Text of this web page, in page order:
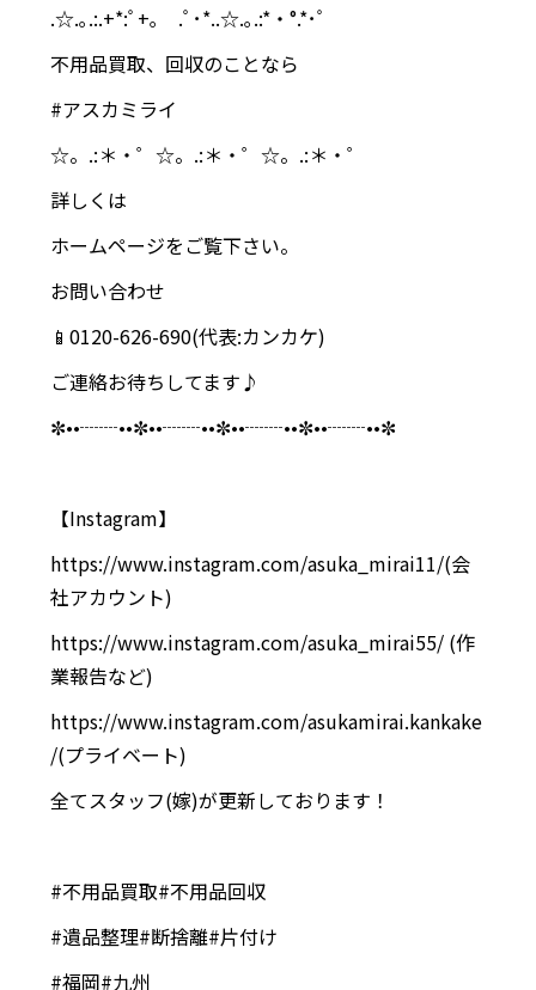
.☆.｡.:.+*:ﾟ+｡ .ﾟ･*..☆.｡.:*・°.*･ﾟ
不用品買取、回収のことなら
#アスカミライ
☆。.:＊・゜☆。.:＊・゜☆。.:＊・゜
詳しくは
ホームページをご覧下さい。
お問い合わせ
📱0120-626-690(代表:カンカケ)
ご連絡お待ちしてます♪
✼••┈┈••✼••┈┈••✼••┈┈••✼••┈┈••✼
【Instagram】
https://www.instagram.com/asuka_mirai11/(会
社アカウント)
https://www.instagram.com/asuka_mirai55/ (作
業報告など)
https://www.instagram.com/asukamirai.kankake
/(プライベート)
全てスタッフ(嫁)が更新しております！
#不用品買取#不用品回収
#遺品整理#断捨離#片付け
#福岡#九州